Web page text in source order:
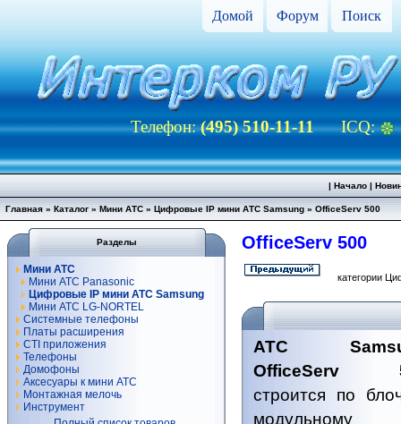
Домой Форум Поиск
Телефон:(495) 510-11-11ICQ:
| Начало|
Главная » Каталог » Мини АТС » Цифровые IP мини АТС Samsung » OfficeServ 500
Разделы
Мини АТС
Мини АТС Panasonic
Цифровые IP мини АТС Samsung
Мини АТС LG-NORTEL
Системные телефоны
Платы расширения
CTI приложения
Телефоны
Домофоны
Аксесуары к мини АТС
Монтажная мелочь
Инструмент
OfficeServ 500
категории
АТС
OfficeServ
строится по
модульному